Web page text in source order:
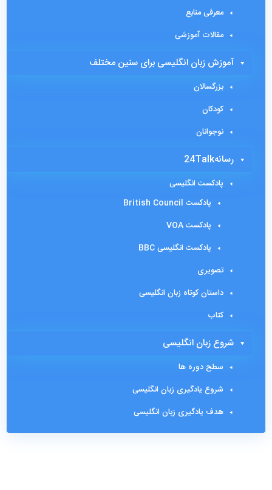
معرفی منابع
مقالات آموزشی
آموزش زبان انگلیسی برای سنین مختلف
بزرگسالان
کودکان
نوجوانان
رسانه24Talk
پادکست انگلیسی
پادکست British Council
پادکست VOA
پادکست انگلیسی BBC
تصویری
داستان کوتاه زبان انگلیسی
کتاب
شروع زبان انگلیسی
سطح دوره ها
شروع یادگیری زبان انگلیسی
هدف یادگیری زبان انگلیسی